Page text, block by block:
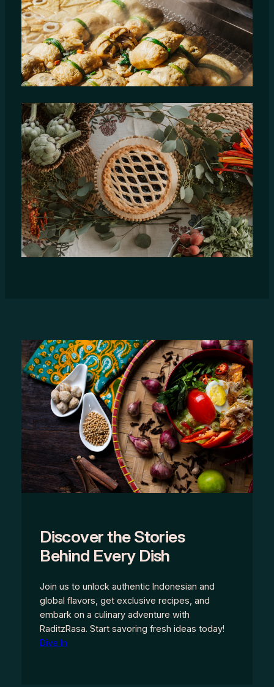
Discover the Stories
Behind Every Dish
Join us to unlock authentic Indonesian and
global flavors, get exclusive recipes, and
embark on a culinary adventure with
RaditzRasa. Start savoring fresh ideas today!
Dive In